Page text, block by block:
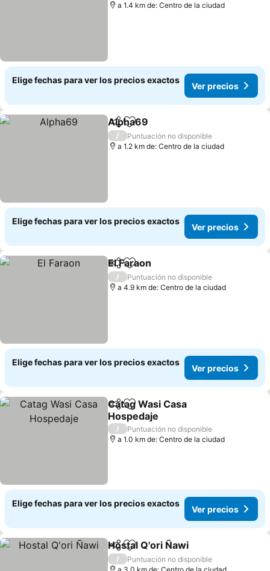
a 1.4 km de: Centro de la ciudad
Elige fechas para ver los precios exactos
Ver precios
CompartirAgregar a favoritos
Alpha69
/
Puntuación no disponible
a 1.2 km de: Centro de la ciudad
Elige fechas para ver los precios exactos
Ver precios
CompartirAgregar a favoritos
El Faraon
/
Puntuación no disponible
a 4.9 km de: Centro de la ciudad
Elige fechas para ver los precios exactos
Ver precios
CompartirAgregar a favoritos
Catag Wasi Casa
Hospedaje
Ver precios
/
Puntuación no disponible
a 1.0 km de: Centro de la ciudad
Elige fechas para ver los precios exactos
Ver precios
CompartirAgregar a favoritos
Hostal Q'ori Ñawi
/
Puntuación no disponible